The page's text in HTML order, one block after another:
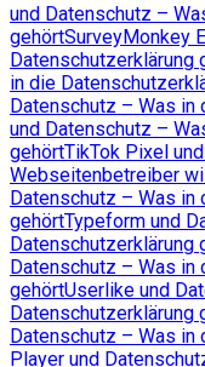
und Datenschutz –
gehörtSurveyMonkey
Datenschutzerklärung
in die
Datenschutz – Was in
und Datenschutz –
gehörtTikTok Pixel
Webseitenbetreiber
Datenschutz – Was in
gehörtTypeform und
Datenschutzerklärung
Datenschutz – Was in
gehörtUserlike und
Datenschutzerklärung
Datenschutz – Was in
Player und